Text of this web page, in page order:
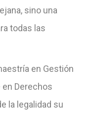
sino una
todas las
en Gestión
Derechos
la legalidad su